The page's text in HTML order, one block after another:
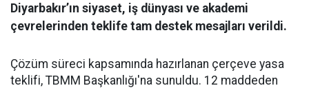
Diyarbakır’ın siyaset, iş dünyası ve akademi
çevrelerinden teklife tam destek mesajları verildi.
Çözüm süreci kapsamında hazırlanan çerçeve yasa
teklifi, TBMM Başkanlığı'na sunuldu. 12 maddeden